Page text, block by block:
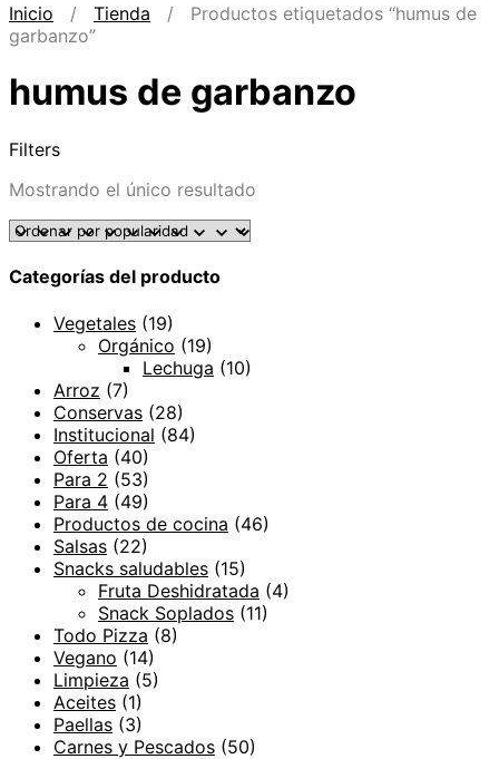
Inicio / Tienda / Productos etiquetados “humus de
garbanzo”
humus de garbanzo
Filters
Mostrando el único resultado
Categorías del producto
Vegetales (19)
Orgánico (19)
Lechuga (10)
Arroz (7)
Conservas (28)
Institucional (84)
Oferta (40)
Para 2 (53)
Para 4 (49)
Productos de cocina (46)
Salsas (22)
Snacks saludables (15)
Fruta Deshidratada (4)
Snack Soplados (11)
Todo Pizza (8)
Vegano (14)
Limpieza (5)
Aceites (1)
Paellas (3)
Carnes y Pescados (50)